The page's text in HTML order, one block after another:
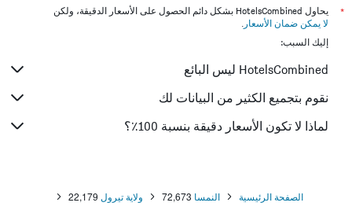
*
يحاول HotelsCombined بشكل دائم الحصول على الأسعار الدقيقة، ولكن
لا يمكن ضمان الأسعار .
إليك السبب:
HotelsCombined ليس البائع
نقوم بتجميع الكثير من البيانات لك
لماذا لا تكون الأسعار دقيقة بنسبة 100٪؟
الصفحة الرئيسية النمسا 72,673 ولاية تيرول 22,179